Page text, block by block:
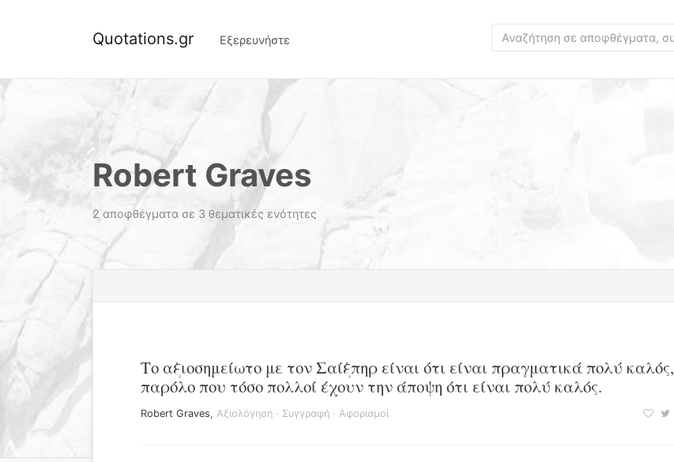
Quotations.gr Εξερευνήστε
Robert Graves
2 αποφθέγματα σε 3 θεματικές ενότητες
Το αξιοσημείωτο με τον Σαίξπηρ είναι ότι είναι πραγματικά πολύ καλός,
παρόλο που τόσο πολλοί έχουν την άποψη ότι είναι πολύ καλός.
Robert Graves, Αξιολόγηση · Συγγραφή · Αφορισμοί